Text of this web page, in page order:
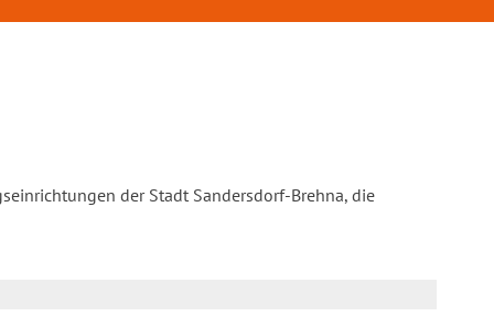
der Stadt Sandersdorf-Brehna, die